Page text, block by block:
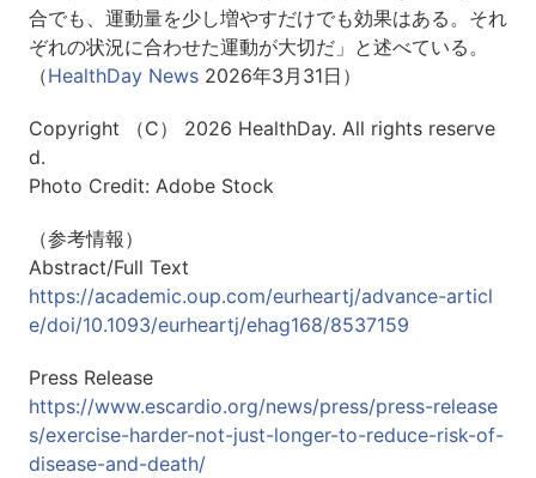
合でも、運動量を少し増やすだけでも効果はある。それ
ぞれの状況に合わせた運動が大切だ」と述べている。
（HealthDay News2026年3月31日）
Copyright （C） 2026 HealthDay. All rights reserve
d.
Photo Credit: Adobe Stock
（参考情報）
Abstract/Full Text
https://academic.oup.com/eurheartj/advance-articl
e/doi/10.1093/eurheartj/ehag168/8537159
Press Release
https://www.escardio.org/news/press/press-release
s/exercise-harder-not-just-longer-to-reduce-risk-of-
disease-and-death/